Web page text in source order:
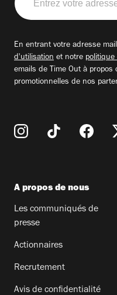
votre
adresse
En entrant votre adresse
d'utilisation et notre
emails de Time Out à
promotionnelles de nos
A propos de nous
Les communiqués de
presse
Actionnaires
Recrutement
Avis de confidentialité